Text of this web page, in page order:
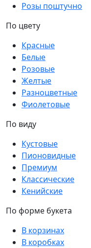
Розы поштучно
По цвету
Красные
Белые
Розовые
Желтые
Разноцветные
Фиолетовые
По виду
Кустовые
Пионовидные
Премиум
Классические
Кенийские
По форме букета
В корзинах
В коробках